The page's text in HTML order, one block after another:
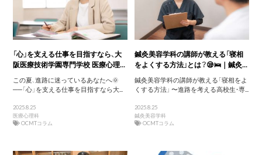
「心」を支える仕事を目指すなら、大
阪医療技術学園専門学校 医療心理...
この夏、進路に迷っているあなたへ🌞
──「心」を支える仕事を目指すなら大...
2025.8.25
医療心理科
OCMTコラム
鍼灸美容学科の講師が教える「寝相
をよくする方法」とは？😪🛌｜鍼灸...
鍼灸美容学科の講師が教える「寝相をよ
くする方法」 〜進路を考える高校生・専...
2025.8.25
鍼灸美容学科
OCMTコラム